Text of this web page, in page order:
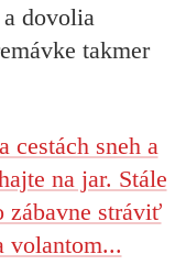
dovolia
takmer